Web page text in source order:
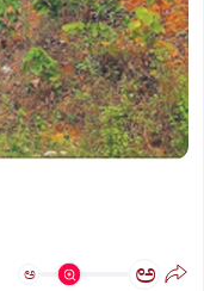
ಅ ಅ